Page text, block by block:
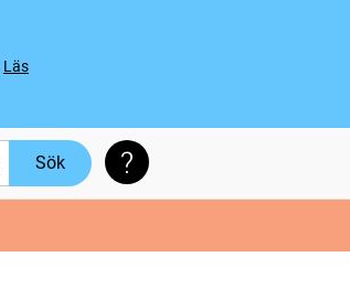
Läs
Sök Söktips